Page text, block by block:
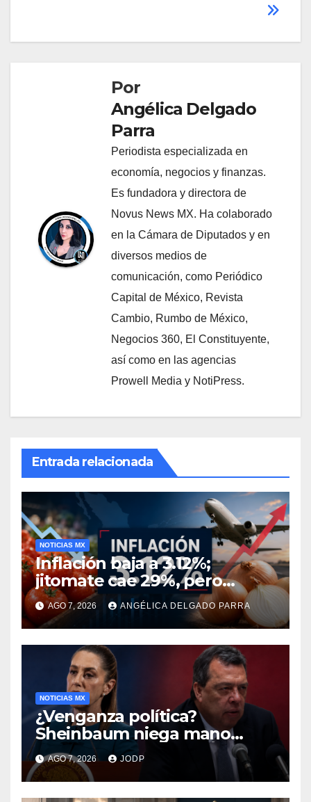
Por
Angélica Delgado
Parra
Periodista especializada en
economía, negocios y finanzas.
Es fundadora y directora de
Novus News MX. Ha colaborado
en la Cámara de Diputados y en
diversos medios de
comunicación, como Periódico
Capital de México, Revista
Cambio, Rumbo de México,
Negocios 360, El Constituyente,
así como en las agencias
Prowell Media y NotiPress.
Entrada relacionada
NOTICIAS MX
Inflación baja a 3.12%;
jitomate cae 29%, pero
cebolla y vuelos se
encarecen
AGO 7, 2026 ANGÉLICA DELGADO PARRA
NOTICIAS MX
¿Venganza política?
Sheinbaum niega mano
negra en captura de Ángel
Aguirre
AGO 7, 2026 JODP